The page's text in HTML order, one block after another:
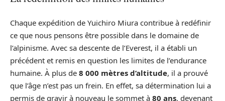
Chaque expédition de Yuichiro Miura contribue à redéfinir
ce que nous pensons être possible dans le domaine de
l’alpinisme. Avec sa descente de l’Everest, il a établi un
précédent et remis en question les limites de l’endurance
humaine. À plus de 8 000 mètres d’altitude, il a prouvé
que l’âge n’est pas un frein. En effet, sa détermination lui a
permis de gravir à nouveau le sommet à 80 ans, devenant